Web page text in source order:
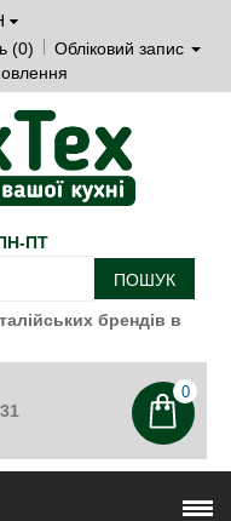
(0)
Обліковий запис
ПТ
ПОШУК
брендів в
0